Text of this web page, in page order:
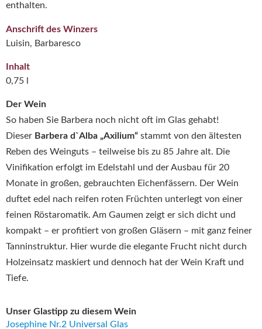
Der Wein
So haben Sie Barbera noch nicht oft im Glas gehabt!
Dieser Barbera d`Alba „Axilium“ stammt von den ältesten
Reben des Weinguts – teilweise bis zu 85 Jahre alt. Die
Vinifikation erfolgt im Edelstahl und der Ausbau für 20
Monate in großen, gebrauchten Eichenfässern. Der Wein
duftet edel nach reifen roten Früchten unterlegt von einer
feinen Röstaromatik. Am Gaumen zeigt er sich dicht und
kompakt – er profitiert von großen Gläsern – mit ganz feiner
Tanninstruktur. Hier wurde die elegante Frucht nicht durch
Holzeinsatz maskiert und dennoch hat der Wein Kraft und
Tiefe.
Unser Glastipp zu diesem Wein
Josephine Nr.2 Universal Glas
enthalten.
Anschrift des Winzers
Luisin, Barbaresco
Inhalt
0,75 l